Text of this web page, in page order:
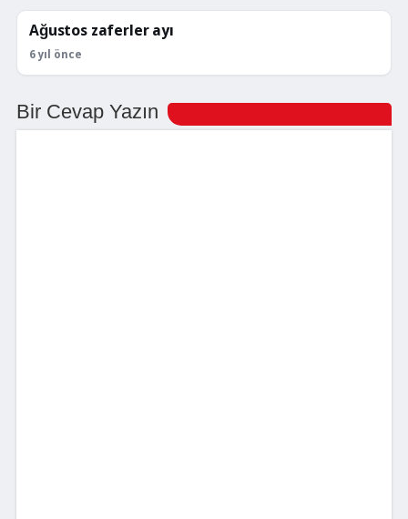
KÖŞE YAZILARI
Ağustos zaferler ayı
6 yıl önce
Bir Cevap Yazın